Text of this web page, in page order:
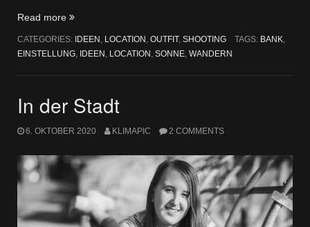
Read more „Wandern
Pola“
CATEGORIES: IDEEN , LOCATION , OUTFIT, SHOOTING TAGS: BANK,
EINSTELLUNG, IDEEN , LOCATION , SONNE, WANDERN
In der Stadt
6. OKTOBER 2020 KLIMAPIC 2 COMMENTS